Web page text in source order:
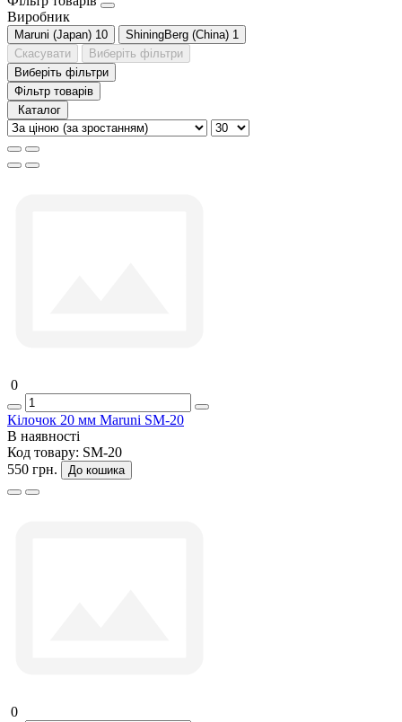
Виробник
Maruni (Japan) 10 ShiningBerg (China) 1
Скасувати
Виберіть фільтри
Виберіть фільтри
Фільтр товарів
Каталог
0
Кілочок 20 мм Maruni SM-20
В наявності
Код товару: SM-20
550 грн.
До кошика
0